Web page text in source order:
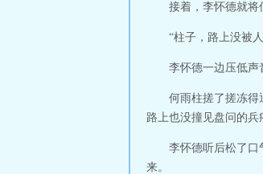
接着，李怀德就将
“柱子，路上没被
李怀德一边压低声
何雨柱搓了搓冻得
路上也没撞见盘问的兵
李怀德听后松了口
来。